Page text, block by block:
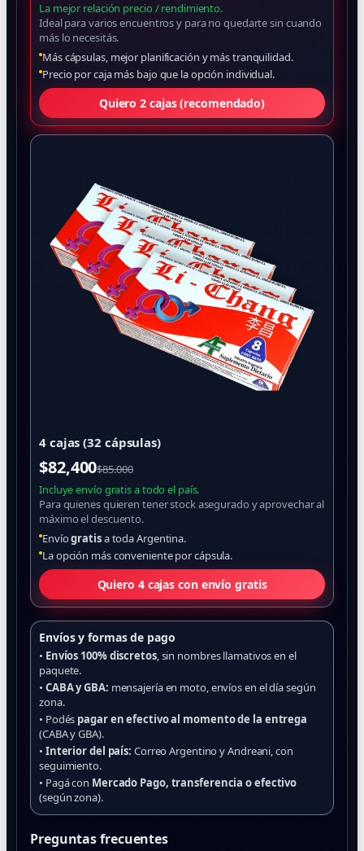
La mejor relación precio / rendimiento.
Ideal para varios encuentros y para no quedarte sin cuando
más lo necesitás.
Más cápsulas, mejor planificación y más tranquilidad.
Precio por caja más bajo que la opción individual.
Quiero 2 cajas (recomendado)
4 cajas (32 cápsulas)
$82,400$85.000
Incluye envío gratis a todo el país.
Para quienes quieren tener stock asegurado y aprovechar al
máximo el descuento.
Envíogratisa toda Argentina.
La opción más conveniente por cápsula.
Quiero 4 cajas con envío gratis
Envíos y formas de pago
• Envíos 100% discretos, sin nombres llamativos en el
paquete.
• CABA y GBA: mensajería en moto, envíos en el día según
zona.
• Podés pagar en efectivo al momento de la entrega
(CABA y GBA).
• Interior del país: Correo Argentino y Andreani, con
seguimiento.
• Pagá con Mercado Pago, transferencia o efectivo
(según zona).
Preguntas frecuentes